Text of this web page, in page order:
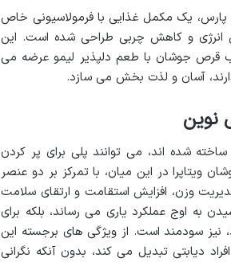
پارس، یک مکمل غذایی با فرمولاسیونی خاص
انرژی و کاهش چربی طراحی شده است. این
قرص جوشان با طعم دلپذیر لیمو عرضه می
آسان و لذت بخش می سازد.
نوین
شده اند، می توانند پلی برای پر کردن
در این میان، با تمرکز بر دو عنصر
وزن، افزایش استقامت و ارتقای سلامت
به اوج عملکرد یاری می رساند، بلکه برای
نیز سودمند است. از ویژگی های برجسته این
دیابتی تبدیل می کند، بدون آنکه نگرانی